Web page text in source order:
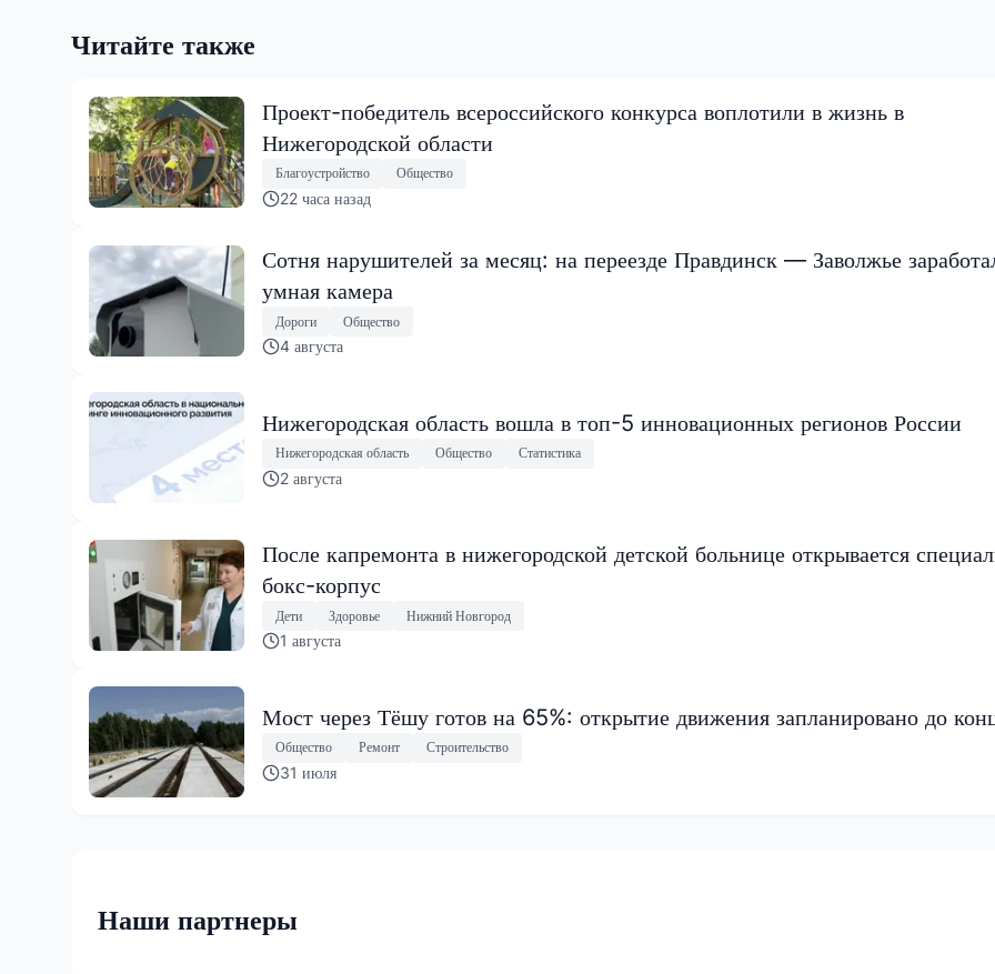
Читайте также
Проект-победитель всероссийского конкурса воплотили в жизнь в
Нижегородской области
Благоустройство Общество
22 часа назад
Сотня нарушителей за месяц: на переезде Правдинск — Заволжье
умная камера
Дороги Общество
4 августа
Нижегородская область вошла в топ-5 инновационных регионов России
Нижегородская область Общество Статистика
2 августа
После капремонта в нижегородской детской больнице открывается
бокс-корпус
Дети Здоровье Нижний Новгород
1 августа
Мост через Тёшу готов на 65%: открытие движения запланировано до
Общество Ремонт Строительство
31 июля
Наши партнеры